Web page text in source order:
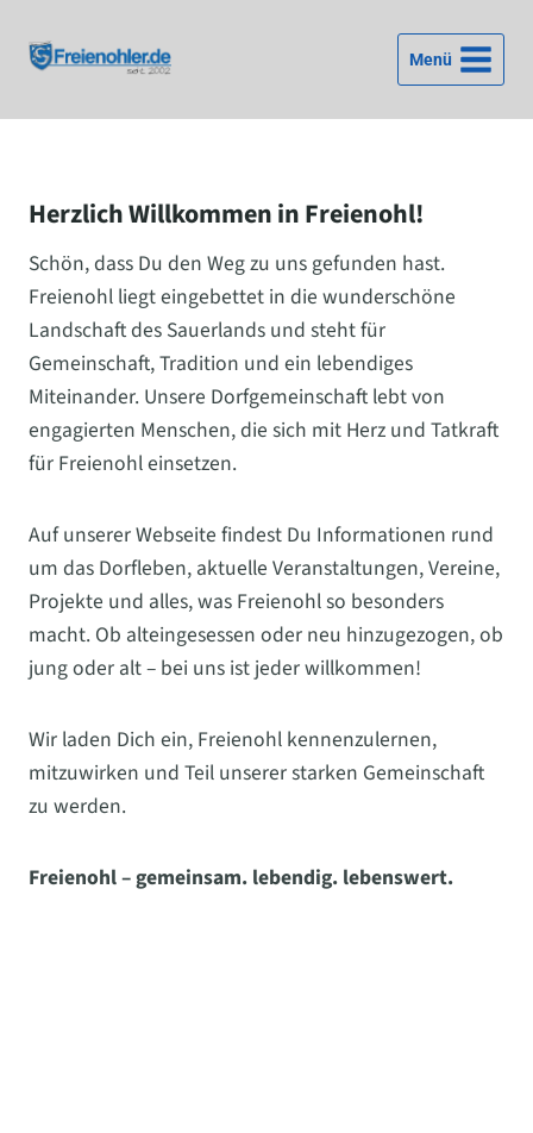
Inhalt
springen
Menü
Herzlich Willkommen in Freienohl!
Schön, dass Du den Weg zu uns gefunden hast.
Freienohl liegt eingebettet in die wunderschöne
Landschaft des Sauerlands und steht für
Gemeinschaft, Tradition und ein lebendiges
Miteinander. Unsere Dorfgemeinschaft lebt von
engagierten Menschen, die sich mit Herz und Tatkraft
für Freienohl einsetzen.
Auf unserer Webseite findest Du Informationen rund
um das Dorfleben, aktuelle Veranstaltungen, Vereine,
Projekte und alles, was Freienohl so besonders
macht. Ob alteingesessen oder neu hinzugezogen, ob
jung oder alt – bei uns ist jeder willkommen!
Wir laden Dich ein, Freienohl kennenzulernen,
mitzuwirken und Teil unserer starken Gemeinschaft
zu werden.
Freienohl – gemeinsam. lebendig. lebenswert.